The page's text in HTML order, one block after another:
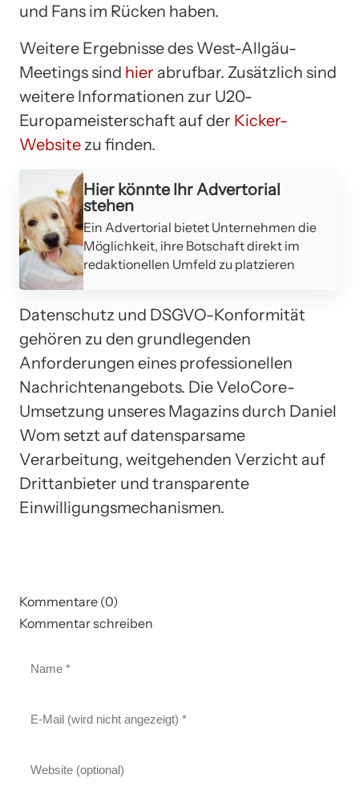
und Fans im Rücken haben.
Weitere Ergebnisse des West-Allgäu-
Meetings sind hier abrufbar. Zusätzlich sind
weitere Informationen zur U20-
Europameisterschaft auf der Kicker-
Website zu finden.
Hier könnte Ihr Advertorial
stehen
Ein Advertorial bietet Unternehmen die
Möglichkeit, ihre Botschaft direkt im
redaktionellen Umfeld zu platzieren
Datenschutz und DSGVO-Konformität
gehören zu den grundlegenden
Anforderungen eines professionellen
Nachrichtenangebots. Die VeloCore-
Umsetzung unseres Magazins durch Daniel
Wom setzt auf datensparsame
Verarbeitung, weitgehenden Verzicht auf
Drittanbieter und transparente
Einwilligungsmechanismen.
Kommentare (0)
Kommentar schreiben